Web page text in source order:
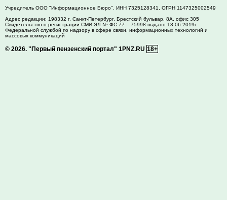
Учредитель ООО "Информационное Бюро". ИНН 7325128341, ОГРН 1147325002549
Адрес редакции: 198332 г. Санкт-Петербург, Брестский бульвар, 8А, офис 305
Свидетельство о регистрации СМИ ЭЛ № ФС 77 – 75998 выдано 13.06.2019г.
Федеральной службой по надзору в сфере связи, информационных технологий и
массовых коммуникаций
© 2026. "Первый пензенский портал" 1PNZ.RU 18+